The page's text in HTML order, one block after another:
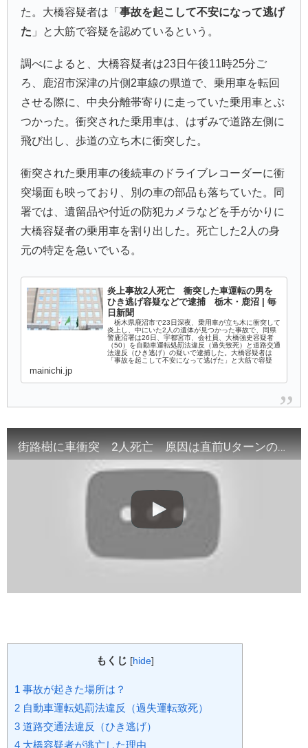
た。大橋容疑者は「事故を起こして不安になって逃げ
た 」と大筋で容疑を認めているという。
調べによると、大橋容疑者は23日午後11時25分ご
ろ、鹿沼市深津の片側2車線の県道で、乗用車を転回
させる際に、中央分離帯寄りに走っていた乗用車とぶ
つかった。衝突された乗用車は、はずみで道路左側に
飛び出し、歩道の立ち木に衝突した。
衝突された乗用車の後続車のドライブレコーダーに衝
突場面も映っており、別の車の部品も落ちていた。同
署では、遺留品や付近の防犯カメラなどを手がかりに
大橋容疑者の乗用車を割り出した。死亡した2人の身
元の特定を急いでいる。
炎上事故2人死亡 衝突した車運転の男を
ひき逃げ容疑などで逮捕 栃木・鹿沼 | 毎
日新聞
栃木県鹿沼市で23日深夜、乗用車が立ち木に衝突して
炎上し、中にいた2人の遺体が見つかった事故で、同県
警鹿沼署は26日、宇都宮市、会社員、大橋強史容疑者
（50）を自動車運転処罰法違反（過失致死）と道路交通
法違反（ひき逃げ）の疑いで逮捕した。大橋容疑者は
「事故を起こして不安になって逃げた」と大筋で容疑
mainichi.jp
街路樹に車衝突 2人死亡 原因は直前Uターンの車か(19/08/24)
もくじ [hide]
1 事故が起きた場所は？
2 自動車運転処罰法違反（過失運転致死）
3 道路交通法違反（ひき逃げ）
4 大橋容疑者が逃亡した理由